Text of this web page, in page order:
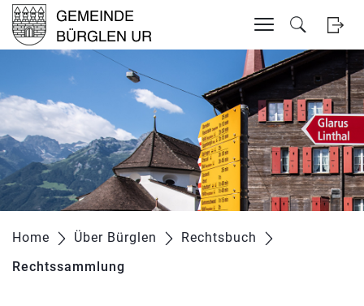
zur Startseite
Direkt zur Hauptnavigation
Direkt zum Inhalt
Direkt zur Suche
Direkt zum Stichwortverzeichnis
Kopfzeile
Inhalt
Home Über Bürglen
Rechtsbuch
Rechtssammlung